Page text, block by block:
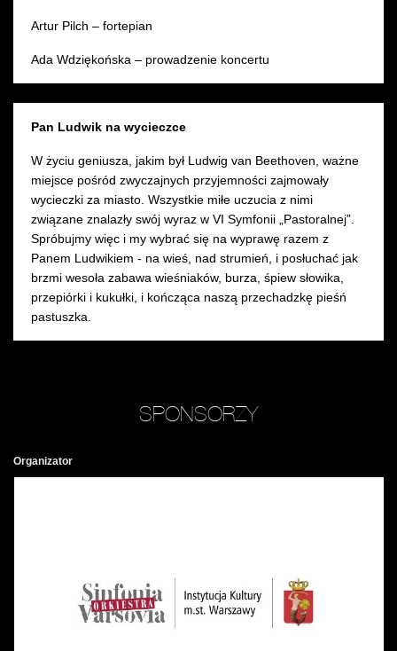
Artur Pilch – fortepian
Ada Wdziękońska – prowadzenie koncertu
Pan Ludwik na wycieczce
W życiu geniusza, jakim był Ludwig van Beethoven, ważne
miejsce pośród zwyczajnych przyjemności zajmowały
wycieczki za miasto. Wszystkie miłe uczucia z nimi
związane znalazły swój wyraz w VI Symfonii „Pastoralnej”.
Spróbujmy więc i my wybrać się na wyprawę razem z
Panem Ludwikiem - na wieś, nad strumień, i posłuchać jak
brzmi wesoła zabawa wieśniaków, burza, śpiew słowika,
przepiórki i kukułki, i kończąca naszą przechadzkę pieśń
pastuszka.
SPONSORZY
Organizator